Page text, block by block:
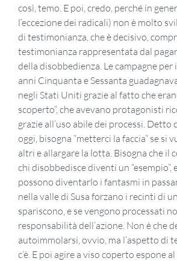
così, temo. E poi, credo, perché in
l’eccezione dei radicali) non è molto
di testimonianza, che è decisivo,
testimonianza rappresentata dal
della disobbedienza. Le campagne
anni Cinquanta e Sessanta
negli Stati Uniti grazie al fatto che
scoperto”, che avevano protagonisti
grazie all’uso abile dei processi. Detto
oggi, bisogna “metterci la faccia” se si
altri e allargare la lotta. Bisogna che il
chi disobbedisce diventi un “esempio”,
possono diventarlo i fantasmi in
nella valle di Susa forzano i recinti di
spariscono, e se vengono processati
responsabilità dell’azione. Non è che
autoimmolarsi, ovvio, ma l’aspetto di
c’è. E poi agire a viso coperto espone